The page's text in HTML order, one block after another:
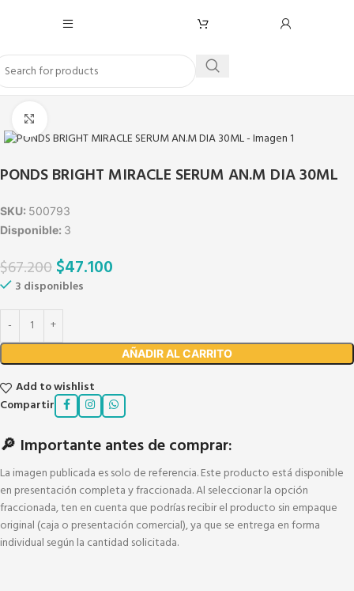
PONDS BRIGHT MIRACLE SERUM AN.M DIA 30ML
SKU: 500793
Disponible: 3
$67.200$47.100
3 disponibles
AÑADIR AL CARRITO
Add to wishlist
Compartir
🔎 Importante antes de comprar:
La imagen publicada es solo de referencia. Este producto está disponible
en presentación completa y fraccionada. Al seleccionar la opción
fraccionada, ten en cuenta que podrías recibir el producto sin empaque
original (caja o presentación comercial), ya que se entrega en forma
individual según la cantidad solicitada.